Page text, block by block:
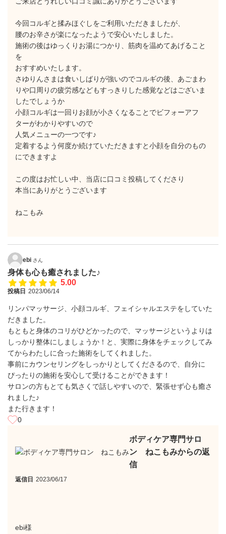
今回コルギと揉みほぐしをご利用いただきましたが、
腰のお辛さが楽になったようで安心いたしました。
施術の後はゆっくりお湯につかり、筋肉を温めてあげること
を
おすすめいたします。
さゆりんさまは食いしばりが強いのでコルギの後、あごまわ
りや口周りの疲労感などもすっきりした感覚などはございま
したでしょうか
小顔コルギは一回りお顔が小さくなることでビフォーアフ
ターがわかりやすいので
人気メニューの一つです♪
定着するよう何度か続けていただきますと小顔を自分のもの
にできますよ
この度はお忙しい中、当店に口コミ投稿してくださり
本当にありがとうございます
ねこもみ
ebi さん
身体も心も癒されました♪
5.00
投稿日 2023/06/14
リンパマッサージ、小顔コルギ、フェイシャルエステをしていた
だきました。
もともと身体のコリがひどかったので、マッサージというよりは
しっかり整体にしましょうか！と、実際に身体をチェックしてみ
てからわたしに合った施術をしてくれました。
事前にカウンセリングをしっかりとしてくださるので、自分に
ぴったりの施術を安心して受けることができます！
サロンの方もとても気さくで話しやすいので、緊張せず心も癒さ
れました♪
また行きます！
0
ボディケア専門サロ
ン ねこもみからの返
信
返信日 2023/06/17
ebi様